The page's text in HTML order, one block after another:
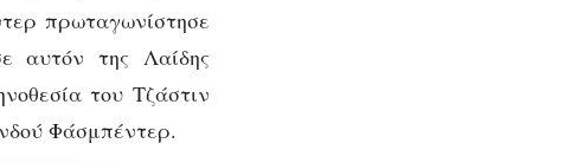
πρωταγωνίστησε
αυτόν της Λαίδης
του Τζάστιν
Φάσμπέντερ.